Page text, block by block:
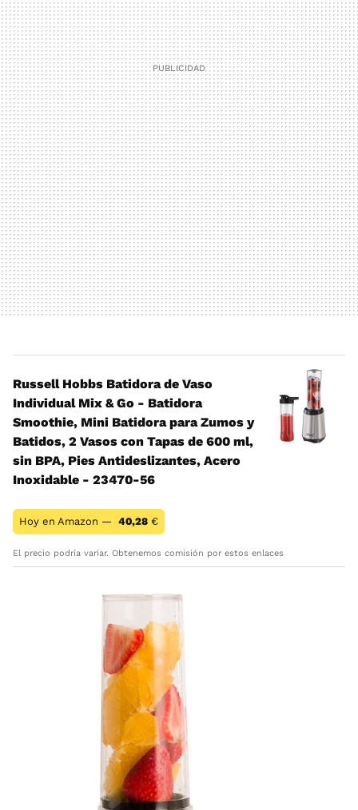
Russell Hobbs Batidora de Vaso
Individual Mix & Go - Batidora
Smoothie, Mini Batidora para Zumos y
Batidos, 2 Vasos con Tapas de 600 ml,
sin BPA, Pies Antideslizantes, Acero
Inoxidable - 23470-56
Hoy en Amazon — 40,28 €
El precio podría variar. Obtenemos comisión por estos enlaces